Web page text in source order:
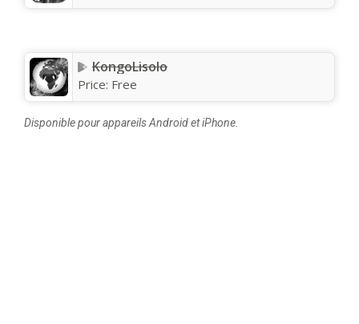
KongoLisolo
Price: Free
Disponible pour appareils Android et iPhone.